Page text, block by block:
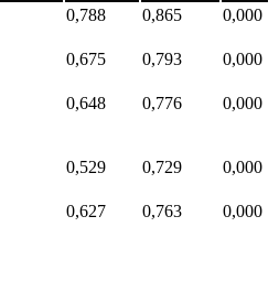
0,788 0,865 0,000
0,675 0,793 0,000
0,648 0,776 0,000
0,529 0,729 0,000
0,627 0,763 0,000